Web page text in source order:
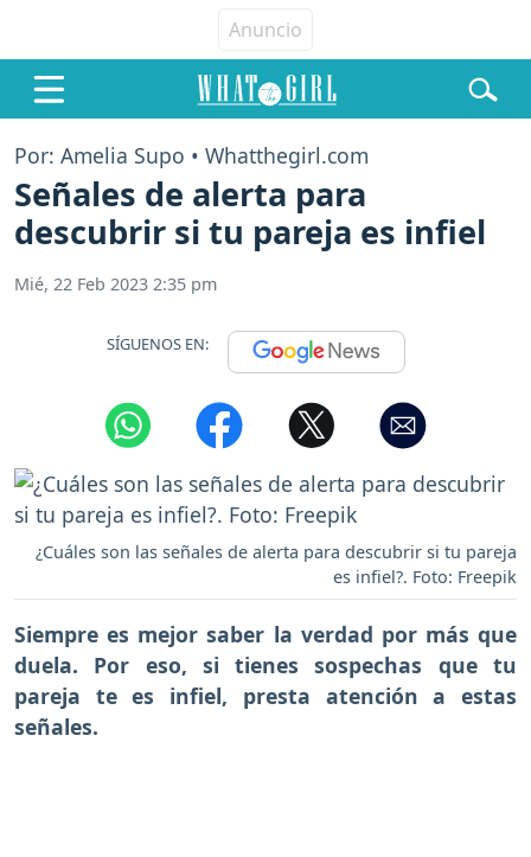
Por: Amelia Supo • Whatthegirl.com
Señales de alerta para
descubrir si tu pareja es infiel
Mié, 22 Feb 2023 2:35 pm
SÍGUENOS EN:
¿Cuáles son las señales de alerta para descubrir si tu pareja
es infiel?. Foto: Freepik
Siempre es mejor saber la verdad por más que
duela. Por eso, si tienes sospechas que tu
pareja te es infiel, presta atención a estas
señales.